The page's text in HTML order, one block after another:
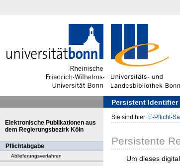
Persistent Identifier
Elektronische Publikationen aus
dem Regierungsbezirk Köln
Pflichtabgabe
Ablieferungsverfahren
Sie sind hier: E-Pflicht-
Persistente
Um dieses